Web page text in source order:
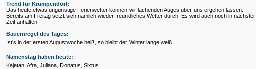
Trend fürKrumpendorf:
Das heute etwas ungünstige Ferienwetter können wir lachenden Auges über uns ergehen lassen:
Bereits am Freitag setzt sich nämlich wieder freundliches Wetter durch. Es wird auch noch in nächster
Zeit anhalten.
Bauernregel des Tages:
Ist's in der ersten Augustwoche heiß, so bleibt der Winter lange weiß.
Namenstag haben heute:
Kajetan, Afra, Juliana, Donatus, Sixtus